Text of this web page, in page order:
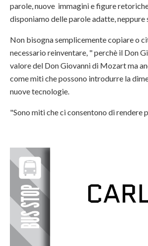
parole, nuove immagini e figure
disponiamo delle parole adatte, neppure
Non bisogna semplicemente copiare o
necessario reinventare, " perchè il Don
valore del Don Giovanni di Mozart ma
come miti che possono introdurre la
nuove tecnologie.
"Sono miti che ci consentono di rendere